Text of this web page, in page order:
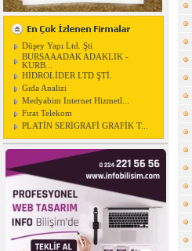
Düşey Yapı Ltd. Şti
BURSAAADAK ADAKLIK -
KURB...
HİDROLİDER LTD ŞTİ.
Gıda Analizi
Medyabim Internet Hizmetl...
Fırat Telekom
PLATİN SERİGRAFİ GRAFİK T...